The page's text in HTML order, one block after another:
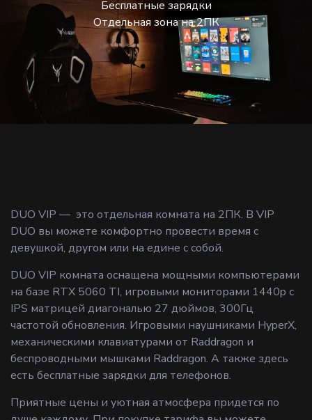
Бесплатные зарядки
Отдельная зона на 2ПК
DUO VIP — это отдельная комната на 2ПК. В VIP
DUO вы можете комфортно провести время с
девушкой, другом или на едине с собой.
DUO VIP комната оснащена мощными компьютерами
на базе RTX 5060 TI, игровыми мониторами 1440p с
IPS матрицей диагональю 27 дюймов, 300Гц
частотой обновления. Игровыми наушниками HyperX,
механическими клавиатурами от Raddragon и
беспроводными мышками Raddragon. А также здесь
есть бесплатные зарядки для телефонов.
Приятные цены и уютная атмосфера придется по